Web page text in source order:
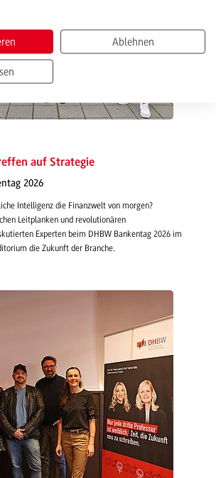
auf Strategie
2026
Intelligenz die Finanzwelt von morgen?
Leitplanken und revolutionären
Experten beim DHBW Bankentag 2026 im
die Zukunft der Branche.
Ablehnen